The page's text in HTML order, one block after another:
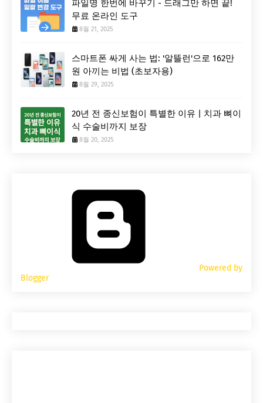
파일명 한번에 바꾸기 - 드래그만 하면 끝!
무료 온라인 도구
8월 21, 2025
스마트폰 싸게 사는 법: '알뜰런'으로 162만
원 아끼는 비법 (초보자용)
8월 29, 2025
20년 전 종신보험이 특별한 이유 | 치과 뼈이
식 수술비까지 보장
8월 20, 2025
Powered by
Blogger